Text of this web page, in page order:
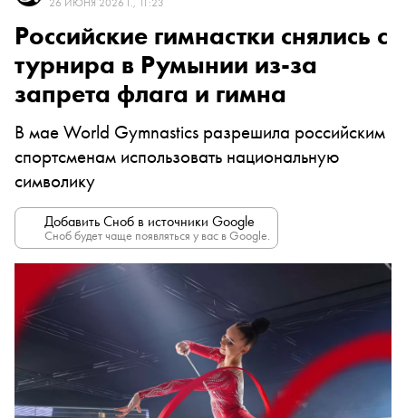
Российские гимнастки снялись с
турнира в Румынии из-за
запрета флага и гимна
В мае World Gymnastics разрешила российским
спортсменам использовать национальную
символику
Добавить Сноб в источники Google
Сноб будет чаще появляться у вас в Google.